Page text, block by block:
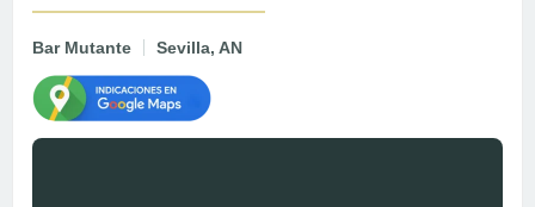
Bar Mutante Sevilla, AN